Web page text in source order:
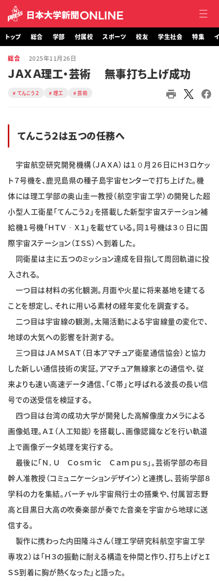
トップ
付属校
スポーツ
校友
学生社会
特集・企画
イベント
購読 日大文芸賞
学生記者募集 お問い合わせ
トップ 総合 学部 付属校 スポーツ 校友 学生社会 特集
総合 2025年11月26日
ＪＡＸＡ理工・芸術 無事打ち上げ成功
てんこう２ 理工 芸術
てんこう２は五つの任務へ
宇宙航空研究開発機構（ＪＡＸＡ）は１０月２６日にＨ３ロケッ
ト７号機を、鹿児島県の種子島宇宙センターで打ち上げた。機
体には理工学部の奥山圭一教授（航空宇宙工学）の開発した超
小型人工衛星「てんこう２」を搭載した新型宇宙ステーション補
給機１号機「ＨＴＶ‐Ｘ１」を載せている。同１号機は３０日に国
際宇宙ステーション（ＩＳＳ）へ到着した。
同衛星は主に五つのミッション達成を目指して周回軌道に投
入される。
一つ目は材料の劣化観測。月面や火星に将来基地を建てる
ことを想定し、それに用いる素材の経年変化を調査する。
二つ目は宇宙線の観測。太陽活動による宇宙線量の変化で、
地球の大気への影響を計測する。
三つ目はＪＡＭＳＡＴ（日本アマチュア衛星通信協会）と協力
した新しい通信技術の実証。アマチュア無線家との通信や、従
来よりも速い高速データ通信、「Ｃ帯」と呼ばれる波長の長い信
号での送受信を検証する。
四つ目は台湾の成功大学が開発した高解像度カメラによる
画像処理。ＡＩ（人工知能）を搭載し、画像認識などを行い軌道
上で画像データ処理を実行する。
最後に「Ｎ．Ｕ Ｃｏｓｍｉｃ Ｃａｍｐｕｓ」。芸術学部の布目
幹人准教授（コミュニケーションデザイン）と連携し、芸術学部８
学科の力を集結。バーチャル宇宙飛行士の搭乗や、付属習志野
高と目黒日大高の吹奏楽部が奏でた音楽を宇宙から地球に送
信する。
製作に携わった内田隆斗さん（理工学研究科航空宇宙工学
専攻２）は「Ｈ３の振動に耐える構造を仲間と作り、打ち上げとＩ
ＳＳ到着に胸が熱くなった」と語った。